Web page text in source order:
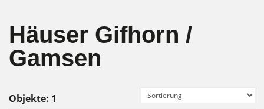
Häuser Gifhorn /
Gamsen
Objekte: 1